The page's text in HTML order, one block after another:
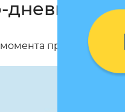
дневник
пробуждения